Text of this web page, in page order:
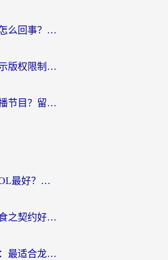
咪咕音乐国外听不好怎么回事？海外党听歌自由的终极解决方案来了
海外听喜马拉雅总提示版权限制？3步解决+2个音乐平台问题全攻略
在国外如何看国内直播节目？留学生亲测有效的追剧加速指南
哪款加速器玩逆水寒OL最好？海外党实测后的终极选择指南
在国外什么加速器玩食之契约好用？海外党亲测有效的国服游戏加速指南
海外龙之谷玩家必看：最适合龙之谷的加速器，解决延迟卡顿还能畅玩幻书启示录和梦幻西游？